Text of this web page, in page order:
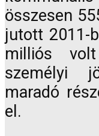
összesen
jutott 2011-
milliós
személyi
maradó
el.